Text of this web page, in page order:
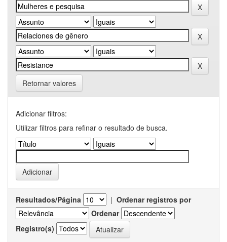
Retornar valores
Adicionar filtros:
Utilizar filtros para refinar o resultado de busca.
Resultados/Página | Ordenar registros por
Ordenar
Registro(s)